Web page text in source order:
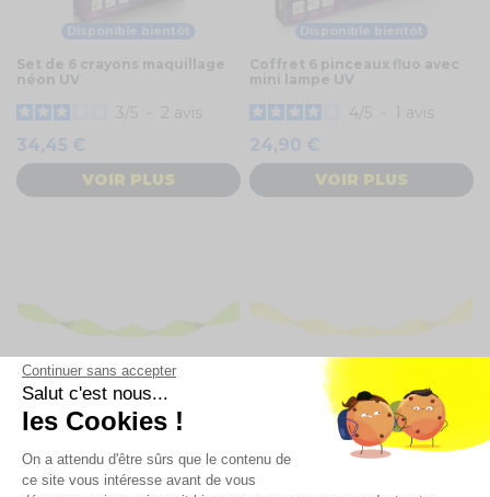
Continuer sans accepter
Salut c'est nous...
les Cookies !
On a attendu d'être sûrs que le contenu de
ce site vous intéresse avant de vous
Disponible bientôt
Set de 6 crayons maquillage
néon UV
3 5 - 2 avis
34,45 €
VOIR PLUS
Disponible bientôt
Coffret 6 pinceaux fluo avec
mini lampe UV
4 5 - 1 avis
24,90 €
VOIR PLUS
Disponible bientôt
verte - 18 M
9,50 €
Disponible bientôt
Guirlande papier crépon fluo
jaune - 18 M
9,50 €